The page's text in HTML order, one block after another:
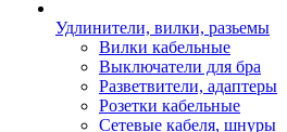
Удлинители, вилки, разьемы
Вилки кабельные
Выключатели для бра
Разветвители, адаптеры
Розетки кабельные
Сетевые кабеля, шнуры